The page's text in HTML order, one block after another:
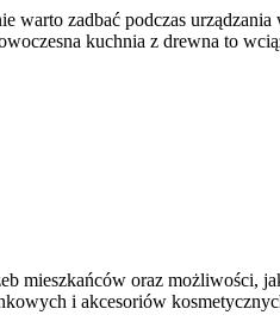
warto zadbać podczas urządzania
kuchnia z drewna to
mieszkańców oraz możliwości,
i akcesoriów